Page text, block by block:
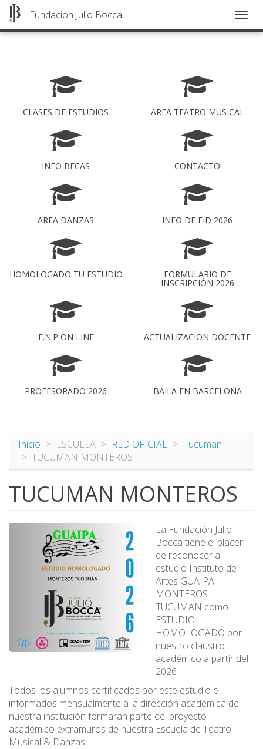
Pasar
Fundación Julio Bocca
CLASES DE ESTUDIOS AREA TEATRO MUSICAL
INFO BECAS CONTACTO
AREA DANZAS INFO DE FID 2026
HOMOLOGADO TU ESTUDIO FORMULARIO DE
INSCRIPCIÓN 2026
E.N.P ON LINE ACTUALIZACION DOCENTE
PROFESORADO 2026 BAILA EN BARCELONA
Inicio ESCUELA RED OFICIAL
Tucuman
TUCUMAN MONTEROS
TUCUMAN MONTEROS
La Fundación Julio
Bocca tiene el placer
de reconocer al
estudio Instituto de
Artes GUAIPA -
MONTEROS-
TUCUMAN como
ESTUDIO
HOMOLOGADO por
nuestro claustro
académico a partir del
2026
Todos los alumnos certificados por este estudio e
informados mensualmente a la dirección académica de
nuestra institución formaran parte del proyecto
académico extramuros de nuestra Escuela de Teatro
Musical & Danzas.